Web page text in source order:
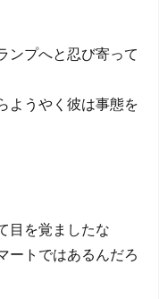
ンプへと忍び寄って
ようやく彼は事態を
目を覚ましたな
ートではあるんだろ